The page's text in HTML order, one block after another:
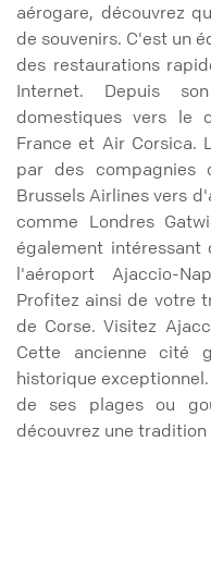
aérogare, découvrez
de souvenirs. C'est un
des restaurations
Internet. Depuis
domestiques vers le
France et Air Corsica.
par des compagnies
Brussels Airlines vers
comme Londres
également
l'aéroport Ajaccio-
Profitez ainsi de votre
de Corse. Visitez
Cette ancienne cité
historique
de ses plages ou
découvrez une